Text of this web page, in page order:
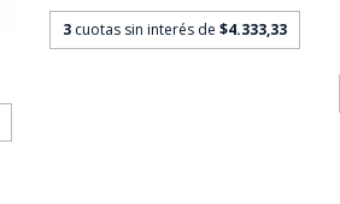
3 cuotas sin interés de$4.333,33